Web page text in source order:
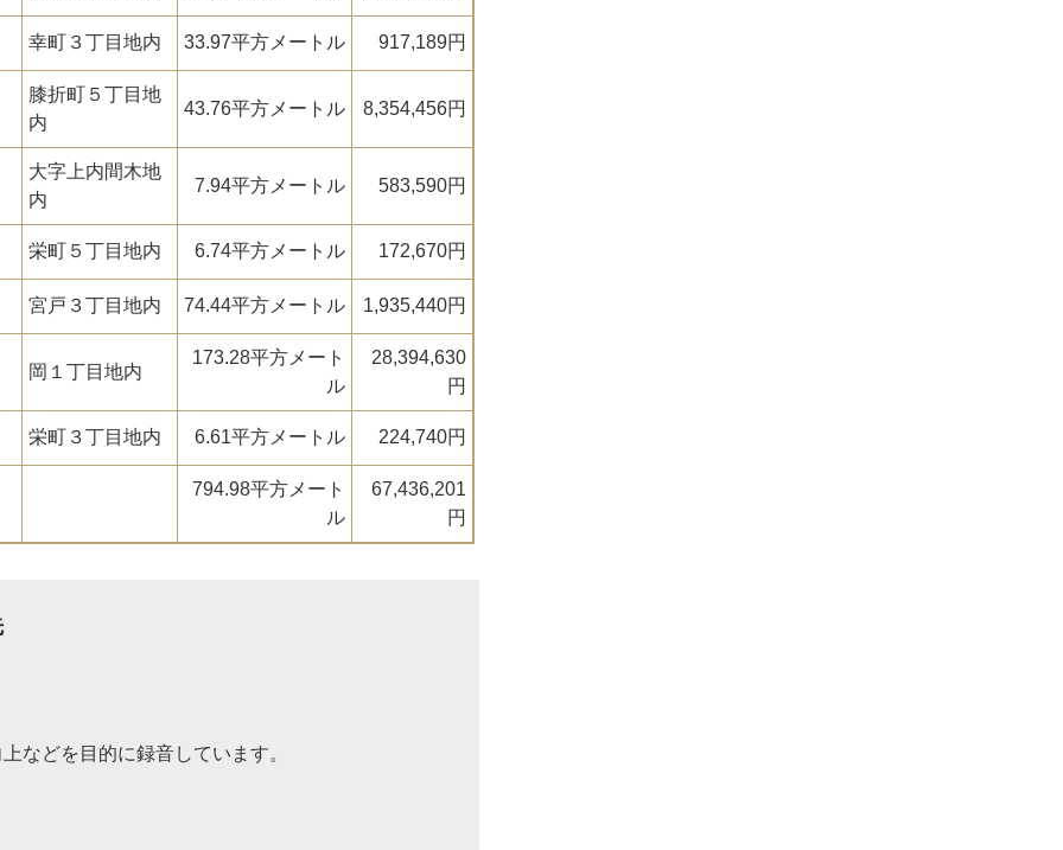
幸町３丁目地内 33.97平方メートル 917,189円
膝折町５丁目地
内
43.76平方メートル 8,354,456円
大字上内間木地
内
7.94平方メートル 583,590円
栄町５丁目地内 6.74平方メートル 172,670円
宮戸３丁目地内 74.44平方メートル 1,935,440円
岡１丁目地内
173.28平方メート
ル
28,394,630
円
栄町３丁目地内 6.61平方メートル 224,740円
794.98平方メート
ル
67,436,201
円
などを目的に録音しています。